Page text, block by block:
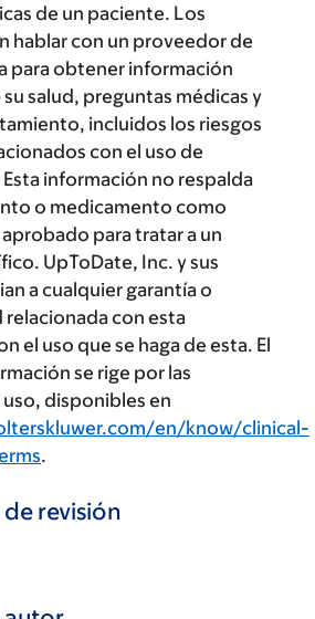
de un paciente. Los
hablar con un proveedor de
para obtener información
salud, preguntas médicas y
incluidos los riesgos
con el uso de
información no respalda
o medicamento como
para tratar a un
UpToDate, Inc. y sus
a cualquier garantía o
con esta
el uso que se haga de esta. El
se rige por las
disponibles en
en/know/clinical-
.
revisión